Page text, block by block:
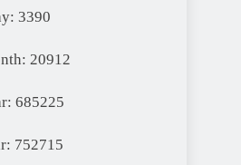
3390
20912
685225
752715